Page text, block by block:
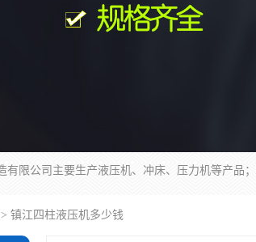
> 镇江四柱液压机多少钱